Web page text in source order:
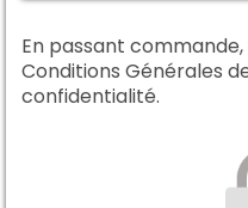
En passant
Conditions Générales
confidentialité.